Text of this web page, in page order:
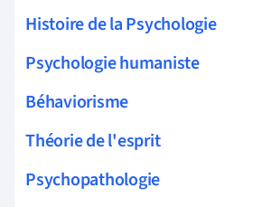
Histoire de la Psychologie
Psychologie humaniste
Béhaviorisme
Théorie de l'esprit
Psychopathologie